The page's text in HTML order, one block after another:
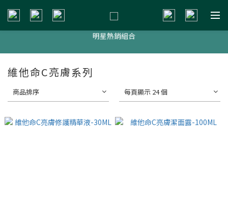
新會員贈$200購物金
明星熱銷組合
新會員贈$200購物金
維他命C亮膚系列
商品排序 每頁顯示 24 個